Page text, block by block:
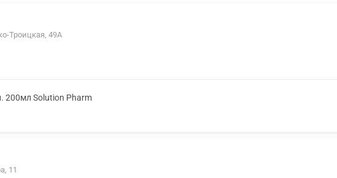
Троицкая, 49А
200мл Solution Pharm
11